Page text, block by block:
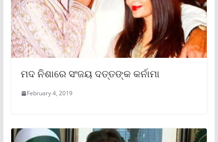
ମଦ ନିଶାରେ ସଂଜୟ ଦତ୍ତଙ୍କ କର୍ନାମା
February 4, 2019